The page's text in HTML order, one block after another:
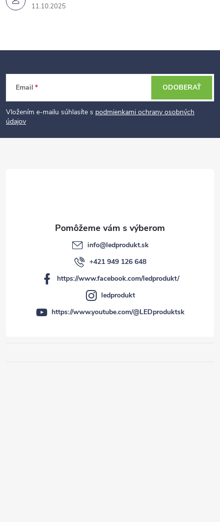
11.10.2025
t
Email
Vložením e-mailu súhlasíte s podmienkami ochrany osobných
údajov
ODOBERAŤ
info@ledprodukt.sk
+421 949 126 648
https://www.facebook.com/ledprodukt/
ledprodukt
https://www.youtube.com/@LEDproduktsk